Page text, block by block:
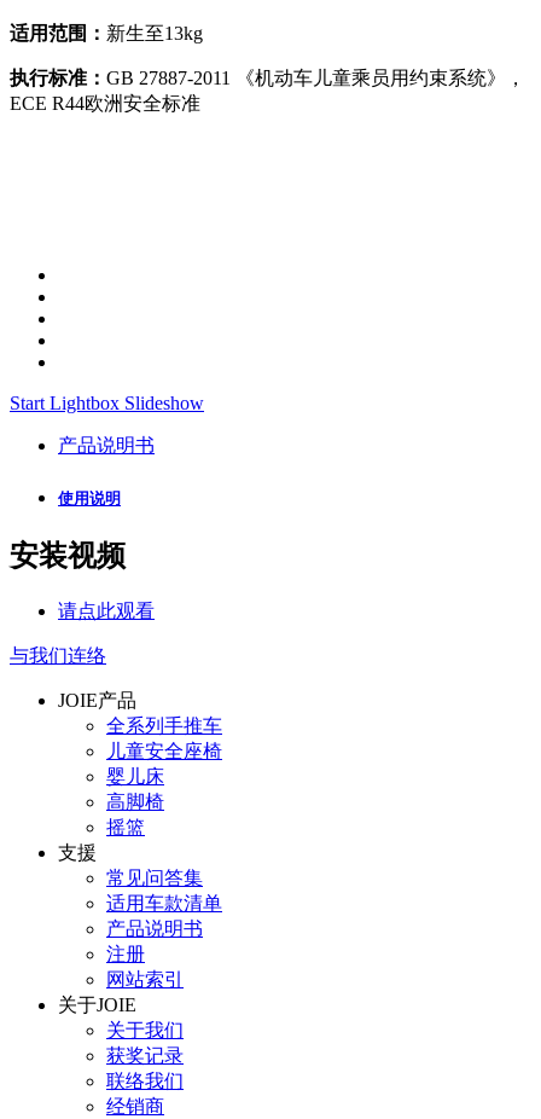
适用范围： 新生至13kg
执行标准： GB 27887-2011 《机动车儿童乘员用约束系统》，
ECE R44欧洲安全标准
Start Lightbox Slideshow
产品说明书
使用说明
安装视频
请点此观看
与我们连络
JOIE产品
全系列手推车
儿童安全座椅
婴儿床
高脚椅
摇篮
支援
常见问答集
适用车款清单
产品说明书
注册
网站索引
关于JOIE
关于我们
获奖记录
联络我们
经销商